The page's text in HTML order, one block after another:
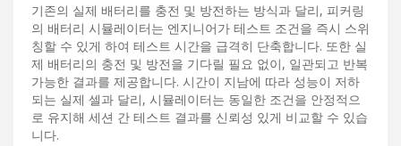
기존의 실제 배터리를 충전 및 방전하는 방식과 달리, 피커링
의 배터리 시뮬레이터는 엔지니어가 테스트 조건을 즉시 스위
칭할 수 있게 하여 테스트 시간을 급격히 단축합니다. 또한 실
제 배터리의 충전 및 방전을 기다릴 필요 없이, 일관되고 반복
가능한 결과를 제공합니다. 시간이 지남에 따라 성능이 저하
되는 실제 셀과 달리, 시뮬레이터는 동일한 조건을 안정적으
로 유지해 세션 간 테스트 결과를 신뢰성 있게 비교할 수 있습
니다.